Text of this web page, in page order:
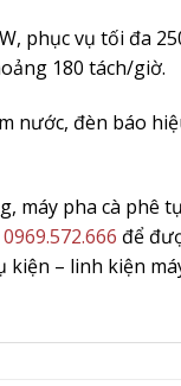
phục vụ tối đa
180 tách/giờ.
nước, đèn báo
máy pha cà phê
0969.572.666 để
– linh kiện